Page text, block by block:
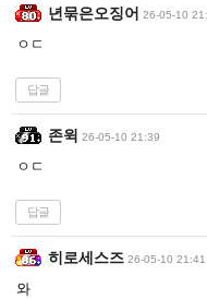
년묶은오징어 26-05-10
ㅇㄷ
답글
존윅 26-05-10 21:39
ㅇㄷ
답글
히로세스즈 26-05-10 21:41
와